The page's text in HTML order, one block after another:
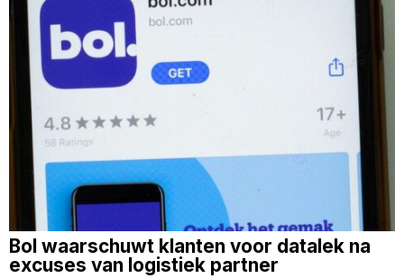
Bol waarschuwt klanten voor datalek na
excuses van logistiek partner